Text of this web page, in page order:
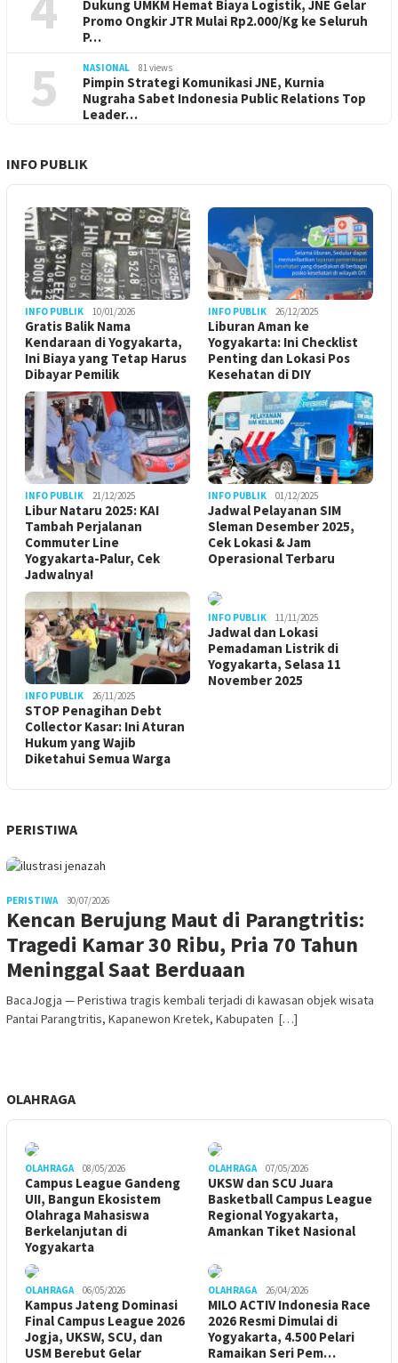
Dukung UMKM Hemat Biaya Logistik, JNE Gelar
Promo Ongkir JTR Mulai Rp2.000/Kg ke Seluruh
P…
5 NASIONAL 81 views
Pimpin Strategi Komunikasi JNE, Kurnia
Nugraha Sabet Indonesia Public Relations Top
Leader…
INFO PUBLIK
INFO PUBLIK 10/01/2026
Gratis Balik Nama
Kendaraan di Yogyakarta,
Ini Biaya yang Tetap Harus
Dibayar Pemilik
INFO PUBLIK 26/12/2025
Liburan Aman ke
Yogyakarta: Ini Checklist
Penting dan Lokasi Pos
Kesehatan di DIY
INFO PUBLIK 21/12/2025
Libur Nataru 2025: KAI
Tambah Perjalanan
Commuter Line
Yogyakarta-Palur, Cek
Jadwalnya!
INFO PUBLIK 01/12/2025
Jadwal Pelayanan SIM
Sleman Desember 2025,
Cek Lokasi & Jam
Operasional Terbaru
INFO PUBLIK 26/11/2025
STOP Penagihan Debt
Collector Kasar: Ini Aturan
Hukum yang Wajib
Diketahui Semua Warga
INFO PUBLIK 11/11/2025
Jadwal dan Lokasi
Pemadaman Listrik di
Yogyakarta, Selasa 11
November 2025
PERISTIWA
PERISTIWA 30/07/2026
Kencan Berujung Maut di Parangtritis:
Tragedi Kamar 30 Ribu, Pria 70 Tahun
Meninggal Saat Berduaan
BacaJogja — Peristiwa tragis kembali terjadi di kawasan objek wisata
Pantai Parangtritis, Kapanewon Kretek, Kabupaten […]
OLAHRAGA
OLAHRAGA 08/05/2026
Campus League Gandeng
UII, Bangun Ekosistem
Olahraga Mahasiswa
Berkelanjutan di
Yogyakarta
OLAHRAGA 07/05/2026
UKSW dan SCU Juara
Basketball Campus League
Regional Yogyakarta,
Amankan Tiket Nasional
OLAHRAGA 06/05/2026
Kampus Jateng Dominasi
Final Campus League 2026
Jogja, UKSW, SCU, dan
USM Berebut Gelar
OLAHRAGA 26/04/2026
MILO ACTIV Indonesia Race
2026 Resmi Dimulai di
Yogyakarta, 4.500 Pelari
Ramaikan Seri Pem…